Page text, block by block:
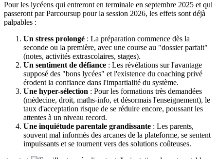
Pour les lycéens qui entreront en terminale en septembre 2025 et qui
passeront par Parcoursup pour la session 2026, les effets sont déjà
palpables :
Un stress prolongé : La préparation commence dès la
seconde ou la première, avec une course au "dossier parfait"
(notes, activités extrascolaires, stages).
Un sentiment de défiance : Les révélations sur l'avantage
supposé des "bons lycées" et l'existence du coaching privé
érodent la confiance dans l'impartialité du système.
Une hyper-sélection : Pour les formations très demandées
(médecine, droit, maths-info, et désormais l'enseignement), le
taux d'acceptation risque de se réduire encore, poussant les
attentes à un niveau record.
Une inquiétude parentale grandissante : Les parents,
souvent mal informés des arcanes de la plateforme, se sentent
impuissants et se tournent vers des solutions coûteuses.